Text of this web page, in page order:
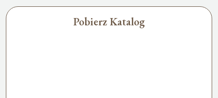
Pobierz Katalog